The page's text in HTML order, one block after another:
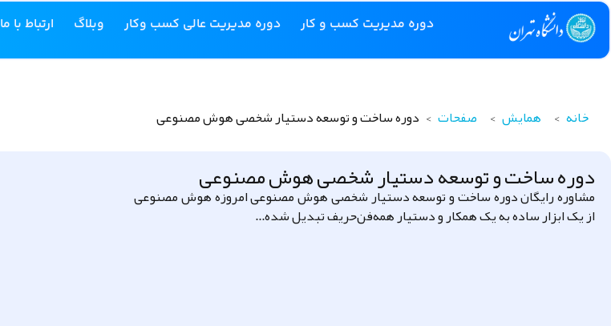
دوره مدیریت کسب و کار دوره مدیریت عالی کسب وکار وبلاگ ارتباط با ما
خانه > همایش > صفحات > دوره ساخت و توسعه دستیار شخصی هوش مصنوعی
دوره ساخت و توسعه دستیار شخصی هوش مصنوعی
مشاوره رایگان دوره ساخت و توسعه دستیار شخصی هوش مصنوعی امروزه هوش مصنوعی
از یک ابزار ساده به یک همکار و دستیار همه‌فن‌حریف تبدیل شده...